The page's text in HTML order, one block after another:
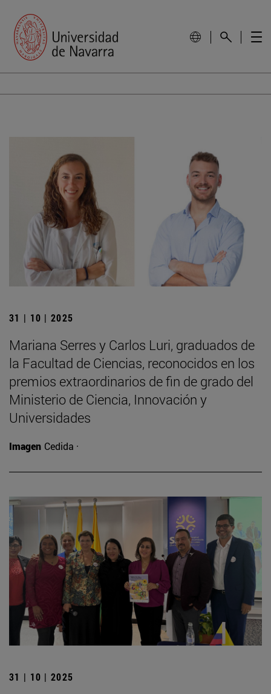
31 | 10 | 2025
Mariana Serres y Carlos Luri, graduados de
la Facultad de Ciencias, reconocidos en los
premios extraordinarios de fin de grado del
Ministerio de Ciencia, Innovación y
Universidades
Imagen Cedida ·
31 | 10 | 2025